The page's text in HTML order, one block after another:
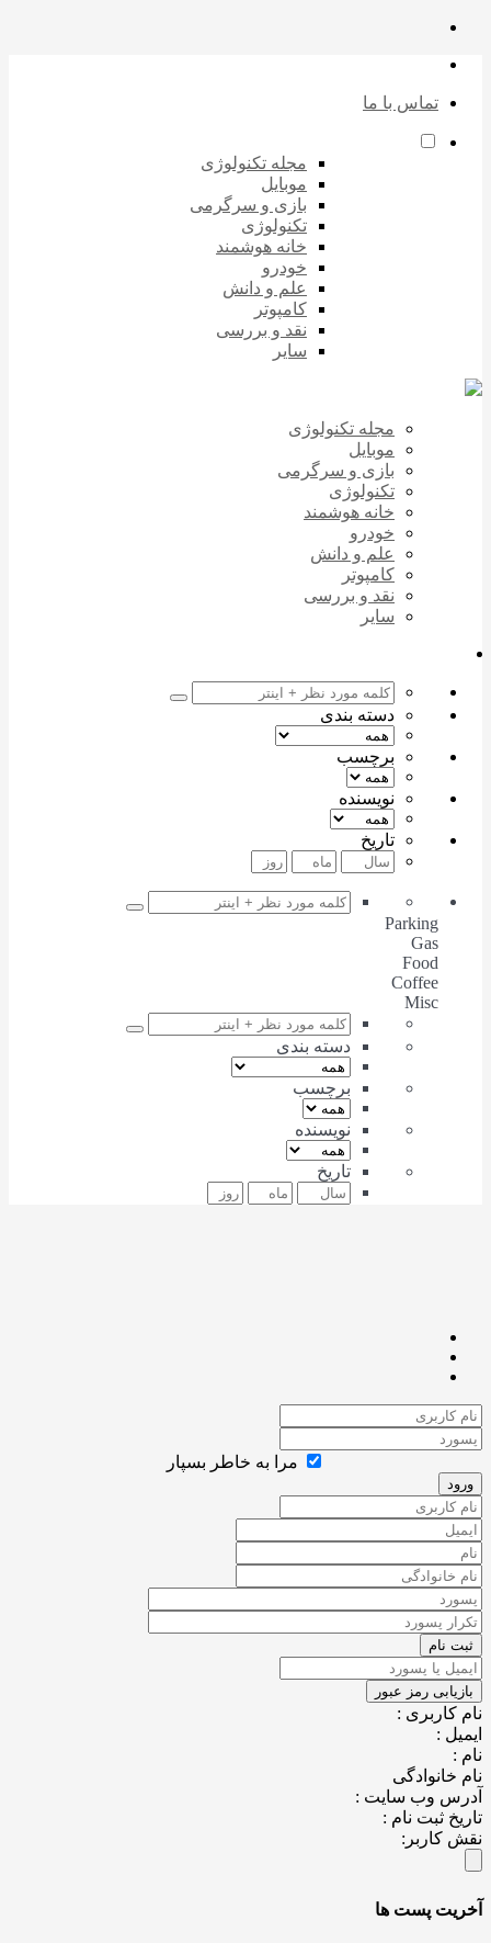
تماس با ما
مجله تکنولوژی
موبایل
بازی و سرگرمی
تکنولوژی
خانه هوشمند
خودرو
علم و دانش
کامپوتر
نقد و بررسی
سایر
مجله تکنولوژی
موبایل
بازی و سرگرمی
تکنولوژی
خانه هوشمند
خودرو
علم و دانش
کامپوتر
نقد و بررسی
سایر
دسته بندی
برچسب
نویسنده
تاریخ
Parking
Coffee
دسته بندی
برچسب
نویسنده
تاریخ
مرا به خاطر بسپار
:
:
وب سایت :
ثبت نام :
کاربر:
پست ها